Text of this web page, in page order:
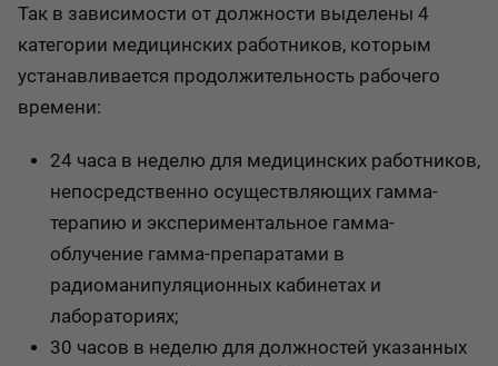
Так в зависимости от должности выделены 4
категории медицинских работников, которым
устанавливается продолжительность рабочего
времени:
24 часа в неделю для медицинских работников,
непосредственно осуществляющих гамма-
терапию и экспериментальное гамма-
облучение гамма-препаратами в
радиоманипуляционных кабинетах и
лабораториях;
30 часов в неделю для должностей указанных